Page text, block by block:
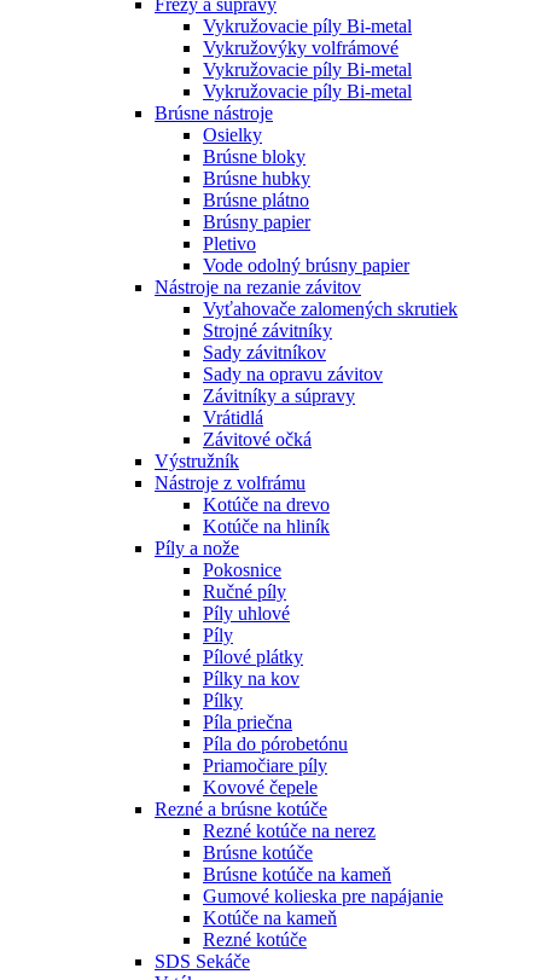
Vykružovacie píly Bi-metal
Vykružovýky volfrámové
Vykružovacie píly Bi-metal
Vykružovacie píly Bi-metal
Brúsne nástroje
Osielky
Brúsne bloky
Brúsne hubky
Brúsne plátno
Brúsny papier
Pletivo
Vode odolný brúsny papier
Nástroje na rezanie závitov
Vyťahovače zalomených skrutiek
Strojné závitníky
Sady závitníkov
Sady na opravu závitov
Závitníky a súpravy
Vrátidlá
Závitové očká
Výstružník
Nástroje z volfrámu
Kotúče na drevo
Kotúče na hliník
Píly a nože
Pokosnice
Ručné píly
Píly uhlové
Píly
Pílové plátky
Pílky na kov
Pílky
Píla priečna
Píla do pórobetónu
Priamočiare píly
Kovové čepele
Rezné a brúsne kotúče
Rezné kotúče na nerez
Brúsne kotúče
Brúsne kotúče na kameň
Gumové kolieska pre napájanie
Kotúče na kameň
Rezné kotúče
SDS Sekáče